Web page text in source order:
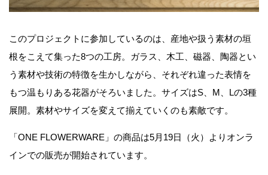
このプロジェクトに参加しているのは、産地や扱う素材の垣
根をこえて集った8つの工房。ガラス、木工、磁器、陶器とい
う素材や技術の特徴を生かしながら、それぞれ違った表情を
もつ温もりある花器がそろいました。サイズはS、M、Lの3種
展開。素材やサイズを変えて揃えていくのも素敵です。
「ONE FLOWERWARE」の商品は5月19日（火）よりオンラ
インでの販売が開始されています。